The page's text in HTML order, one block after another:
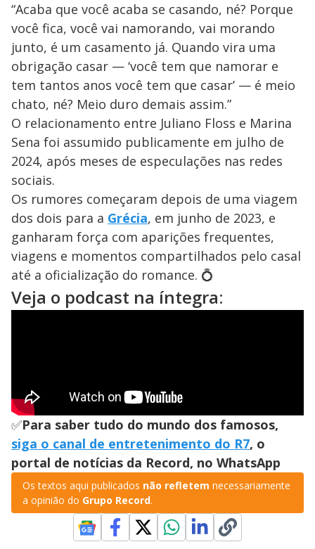
“Acaba que você acaba se casando, né? Porque
você fica, você vai namorando, vai morando
junto, é um casamento já. Quando vira uma
obrigação casar — ‘você tem que namorar e
tem tantos anos você tem que casar’ — é meio
chato, né? Meio duro demais assim.”
O relacionamento entre Juliano Floss e Marina
Sena foi assumido publicamente em julho de
2024, após meses de especulações nas redes
sociais.
Os rumores começaram depois de uma viagem
dos dois para a Grécia, em junho de 2023, e
ganharam força com aparições frequentes,
viagens e momentos compartilhados pelo casal
até a oficialização do romance. 💍
Veja o podcast na íntegra:
✅Para saber tudo do mundo dos famosos,
siga o canal de entretenimento do R7, o
portal de notícias da Record, no WhatsApp
Os textos aqui publicados não refletem necessariamente
a opinião do Grupo Record.